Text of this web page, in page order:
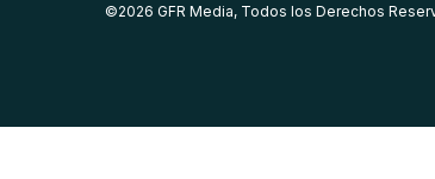
©2026 GFR Media, Todos los Derechos